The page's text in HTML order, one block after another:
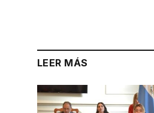
LEER MÁS